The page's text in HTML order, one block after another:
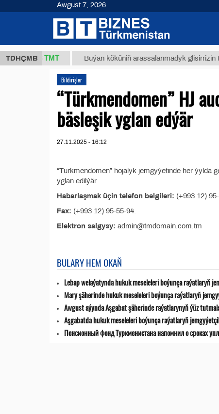
TDHÇMB
37,8 ТМТ Buýan köküniň arassalanmadyk glisirrizin
Bildirişler
“Türkmendomen” HJ
bäsleşik yglan edýär
27.11.2025 - 16:12
“Türkmendomen” hojalyk jemgyýetinde her ýylda
yglan edilýär.
Habarlaşmak üçin telefon belgileri: (+993 12)
Fax: (+993 12) 95-55-94.
Elektron salgysy: admin@tmdomain.com.tm
BULARY HEM OKAŇ
Lebap welaýatynda hukuk meseleleri boýunça raýatlaryň
Mary şäherinde hukuk meseleleri boýunça raýatlaryň
Awgust aýynda Aşgabat şäherinde raýatlarynyň ýüz
Aşgabatda hukuk meseleleri boýunça raýatlaryň
Пенсионный фонд Туркменистана напомнил о сроках
Awgust 7, 2026